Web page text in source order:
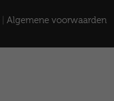
Algemene voorwaarden